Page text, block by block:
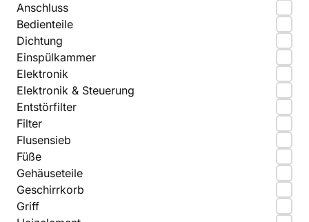
Anschluss
Bedienteile
Dichtung
Einspülkammer
Elektronik
Elektronik & Steuerung
Entstörfilter
Filter
Flusensieb
Füße
Gehäuseteile
Geschirrkorb
Griff